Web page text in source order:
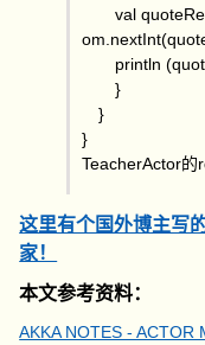
val
println
}
}
}
TeacherActor的
这里有个国外博主写
家！
本文参考资料：
AKKA NOTES - ACTOR